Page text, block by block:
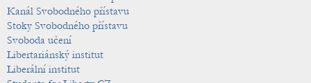
Kanál Svobodného přístavu
Stoky Svobodného přístavu
Svoboda učení
Libertariánský institut
Liberální institut